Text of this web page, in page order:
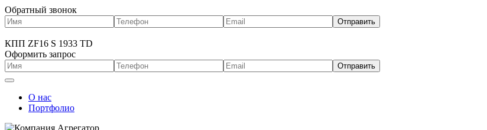
Обратный звонок
КПП ZF16 S 1933 TD
Оформить запрос
О нас
Портфолио